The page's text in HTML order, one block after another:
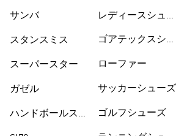
サンバ
スタンスミス
スーパースター
ガゼル
ハンドボールスペ
レディースシュー
ゴアテックスシュ
ローファー
サッカーシューズ
ゴルフシューズ